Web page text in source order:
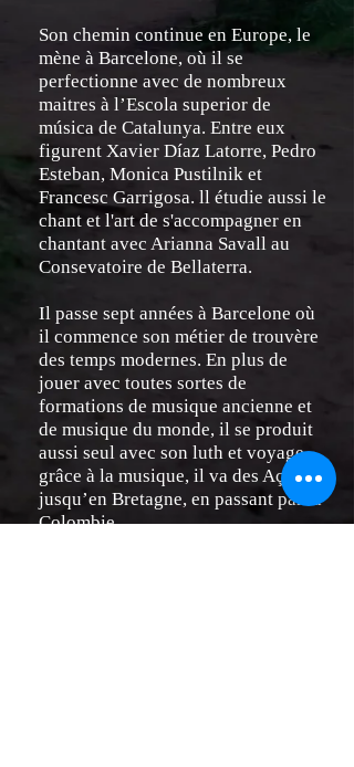
Son chemin continue en Europe, le
mène à Barcelone, où il se
perfectionne avec de nombreux
maitres à l’Escola superior de
música de Catalunya. Entre eux
figurent Xavier Díaz Latorre, Pedro
Esteban, Monica Pustilnik et
Francesc Garrigosa. ll étudie aussi le
chant et l'art de s'accompagner en
chantant avec Arianna Savall au
Consevatoire de Bellaterra.
Il passe sept années à Barcelone où
il commence son métier de trouvère
des temps modernes. En plus de
jouer avec toutes sortes de
formations de musique ancienne et
de musique du monde, il se produit
aussi seul avec son luth et voyage
grâce à la musique, il va des Açores
jusqu’en Bretagne, en passant par la
Colombie.